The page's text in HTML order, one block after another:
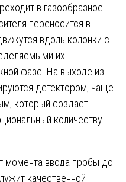
в газообразное
переносится в
вдоль колонки с
их
фазе. На выходе из
детектором, чаще
который создает
количеству
момента ввода пробы до
качественной